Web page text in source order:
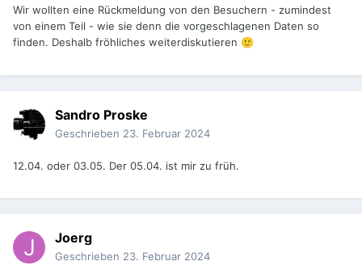
Wir wollten eine Rückmeldung von den Besuchern - zumindest
von einem Teil - wie sie denn die vorgeschlagenen Daten so
finden. Deshalb fröhliches weiterdiskutieren 🙂
Sandro Proske
Geschrieben 23. Februar 2024
12.04. oder 03.05. Der 05.04. ist mir zu früh.
Joerg
Geschrieben 23. Februar 2024